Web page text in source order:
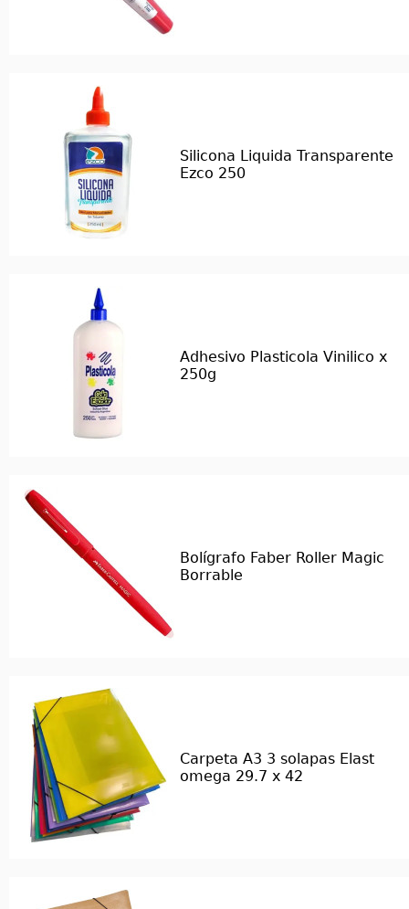
Silicona Liquida Transparente
Ezco 250
Adhesivo Plasticola Vinilico x
250g
Bolígrafo Faber Roller Magic
Borrable
Carpeta A3 3 solapas Elast
omega 29.7 x 42